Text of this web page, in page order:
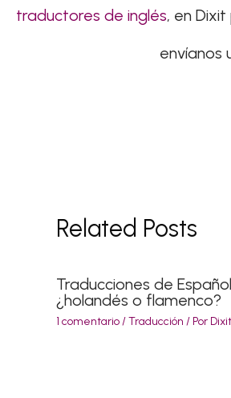
traductores de inglés, en
envíanos
Related Posts
Traducciones de
¿holandés o flamenco?
1 comentario/Traducción / Por Dixit